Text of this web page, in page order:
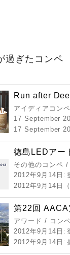
過ぎたコンペ
Run after
アイディアコン
17 September
17 September
徳島LEDアー
その他のコンペ
2012年9月14日 :
2012年9月14日
第22回 AACA
アワード / コン
2012年9月14日 :
2012年9月14日 :